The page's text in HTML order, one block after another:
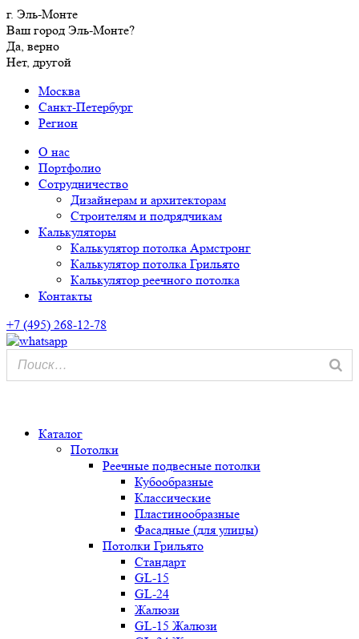
г. Эль-Монте
Ваш город Эль-Монте?
Да, верно
Нет, другой
Москва
Санкт-Петербург
Регион
О нас
Портфолио
Сотрудничество
Дизайнерам и архитекторам
Строителям и подрядчикам
Калькуляторы
Калькулятор потолка Армстронг
Калькулятор потолка Грильято
Калькулятор реечного потолка
Контакты
+7 (495) 268-12-78
Каталог
Потолки
Реечные подвесные потолки
Кубообразные
Классические
Пластинообразные
Фасадные (для улицы)
Потолки Грильято
Стандарт
GL-15
GL-24
Жалюзи
GL-15 Жалюзи